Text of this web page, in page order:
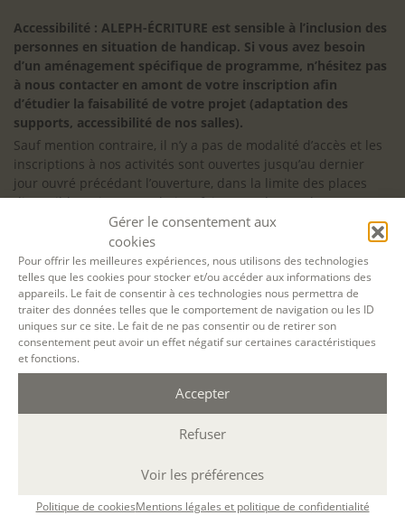
Gérer le consentement aux
cookies
Pour offrir les meilleures expériences, nous utilisons des technologies
telles que les cookies pour stocker et/ou accéder aux informations des
appareils. Le fait de consentir à ces technologies nous permettra de
traiter des données telles que le comportement de navigation ou les ID
uniques sur ce site. Le fait de ne pas consentir ou de retirer son
consentement peut avoir un effet négatif sur certaines caractéristiques
et fonctions.
Accepter
Refuser
Voir les préférences
Politique de cookiesMentions légales et politique de confidentialité
Accessibilité : ALEPH-ÉCRITURE est sensible à l’inclusion des
personnes en situation de handicap. Si vous avez besoin
d’un aménagement spécifique de programme, n’hésitez pas
à nous contacter en amont de votre inscription afin
d’étudier la faisabilité de votre projet (adaptation des
supports, accessibilité de nos salles).
Sauf mention contraire, il n’y a pas de modalité d’accès et les
inscriptions à nos activités sont ouvertes jusqu’au dernier
jour ouvré précédant l’ouverture, dans la limite des places
disponibles. Si vous souhaitez faire prendre en charge votre
formation (Afdas, France Travail…), la demande d’inscription
est à effectuer au plus tard un mois avant le début de la
formation.
NOS ATELIERS
Découverte
L’école d’écriture
La fabrique du manuscrit
Les stages pour artistes-auteurs
Se former à la biographie
Nos ateliers à Paris